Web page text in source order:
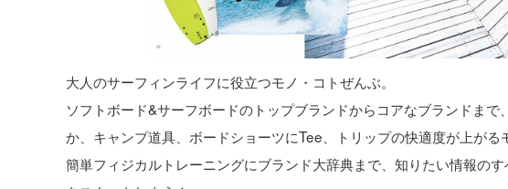
大人のサーフィンライフに役立つモノ・コトぜんぶ。
ソフトボード&サーフボードのトップブランドからコアなブランドま
か、キャンプ道具、ボードショーツにTee、トリップの快適度が上が
簡単フィジカルトレーニングにブランド大辞典まで、知りたい情報の